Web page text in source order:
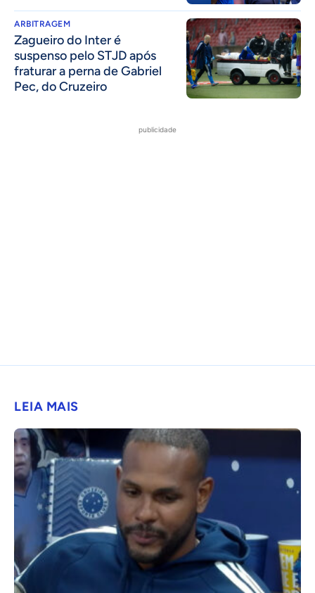
ARBITRAGEM
Zagueiro do Inter é
suspenso pelo STJD após
fraturar a perna de Gabriel
Pec, do Cruzeiro
publicidade
LEIA MAIS